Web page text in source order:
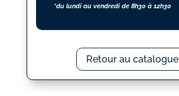
*du lundi au vendredi de 8h30 à 12h30
Retour au catalogue